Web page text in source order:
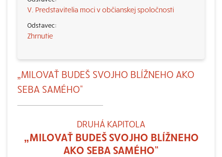
V. Predstavitelia moci v občianskej spoločnosti
Zhrnutie
„MILOVAŤ BUDEŠ SVOJHO BLÍŽNEHO AKO
SEBA SAMÉHO“
DRUHÁ KAPITOLA
„MILOVAŤ BUDEŠ SVOJHO BLÍŽNEHO
AKO SEBA SAMÉHO“